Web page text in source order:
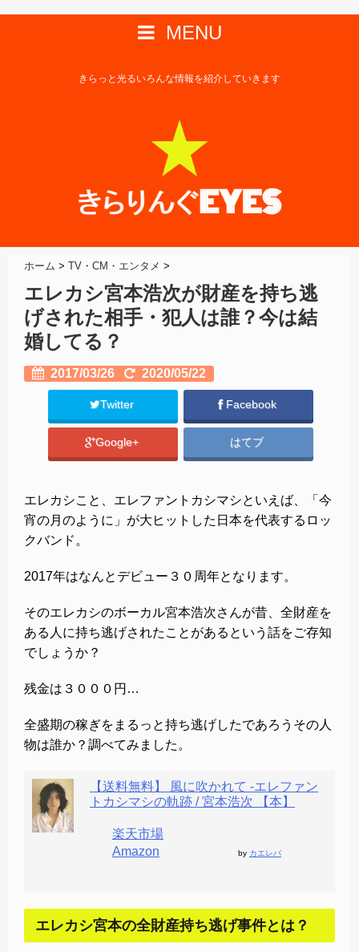
MENU
きらっと光るいろんな情報を紹介していきます
ホーム > TV・CM・エンタメ >
エレカシ宮本浩次が財産を持ち逃
げされた相手・犯人は誰？今は結
婚してる？
2017/03/26 2020/05/22
Twitter Facebook
Google+ はてブ
エレカシこと、エレファントカシマシといえば、「今
宵の月のように」が大ヒットした日本を代表するロッ
クバンド。
2017年はなんとデビュー３０周年となります。
そのエレカシのボーカル宮本浩次さんが昔、全財産を
ある人に持ち逃げされたことがあるという話をご存知
でしょうか？
残金は３０００円…
全盛期の稼ぎをまるっと持ち逃げしたであろうその人
物は誰か？調べてみました。
【送料無料】 風に吹かれて -エレファン
トカシマシの軌跡 / 宮本浩次 【本】
楽天市場
Amazon
by カエレバ
エレカシ宮本の全財産持ち逃げ事件とは？